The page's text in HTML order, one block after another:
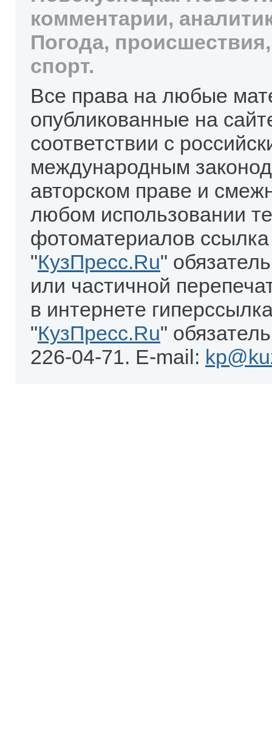
комментарии,
Погода,
спорт.
Все права на любые
опубликованные на
соответствии с
международным
авторском праве и
любом использовании
фотоматериалов
"КузПресс.Ru"
или частичной
в интернете
"КузПресс.Ru"
226-04-71. E-mail: